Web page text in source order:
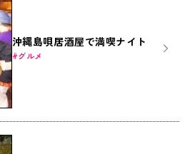
沖縄島唄居酒屋で満喫ナイト
グルメ